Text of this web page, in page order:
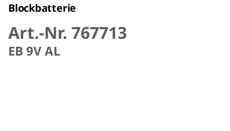
Blockbatterie
Art.-Nr. 767713
EB 9V AL